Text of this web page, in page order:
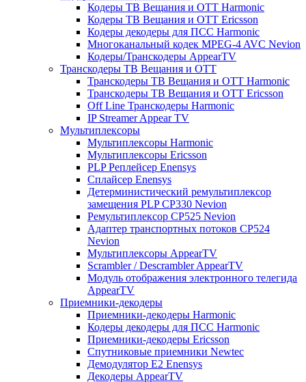
Кодеры ТВ Вещания и ОТТ Harmonic
Кодеры ТВ Вещания и ОТТ Ericsson
Кодеры декодеры для ПСС Harmonic
Многоканальный кодек MPEG-4 AVC Nevion
Кодеры/Транскодеры AppearTV
Транскодеры ТВ Вещания и ОТТ
Транскодеры ТВ Вещания и ОТТ Harmonic
Транскодеры ТВ Вещания и ОТТ Ericsson
Off Line Транскодеры Harmonic
IP Streamer Appear TV
Мультиплексоры
Мультиплексоры Harmonic
Мультиплексоры Ericsson
PLP Реплейсер Enensys
Сплайсер Enensys
Детерминистический ремультиплексор
замещения PLP CP330 Nevion
Ремультиплексор CP525 Nevion
Адаптер транспортных потоков CP524
Nevion
Мультиплексоры AppearTV
Scrambler / Descrambler AppearTV
Модуль отображения электронного телегида
AppearTV
Приемники-декодеры
Приемники-декодеры Harmonic
Кодеры декодеры для ПСС Harmonic
Приемники-декодеры Ericsson
Спутниковые приемники Newtec
Демодулятор Е2 Enensys
Декодеры AppearTV